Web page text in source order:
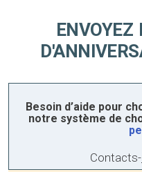
ENVOYEZ
Besoin d’aide pour
notre système de
Contacts-